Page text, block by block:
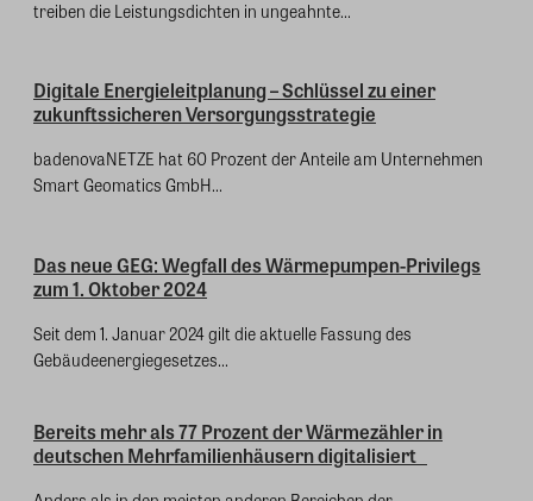
treiben die Leistungsdichten in ungeahnte...
Digitale Energieleitplanung – Schlüssel zu einer
zukunftssicheren Versorgungsstrategie
badenovaNETZE hat 60 Prozent der Anteile am Unternehmen
Smart Geomatics GmbH...
Das neue GEG: Wegfall des Wärmepumpen-Privilegs
zum 1. Oktober 2024
Seit dem 1. Januar 2024 gilt die aktuelle Fassung des
Gebäudeenergiegesetzes...
Bereits mehr als 77 Prozent der Wärmezähler in
deutschen Mehrfamilienhäusern digitalisiert